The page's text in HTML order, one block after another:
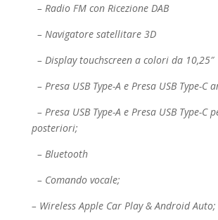
– Radio FM con Ricezione DAB
– Navigatore satellitare 3D
– Display touchscreen a colori da 10,25″
– Presa USB Type-A e Presa USB Type-C
– Presa USB Type-A e Presa USB Type-C
posteriori;
– Bluetooth
– Comando vocale;
– Wireless Apple Car Play & Android Auto;